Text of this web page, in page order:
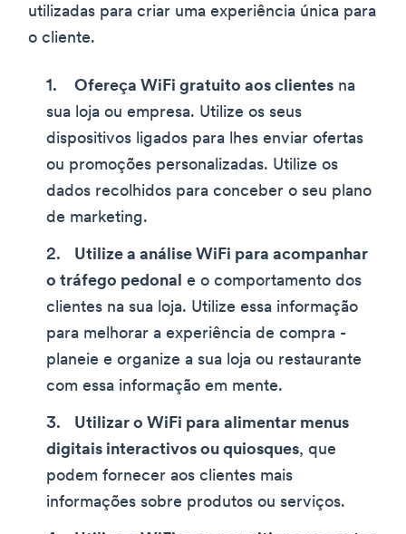
utilizadas para criar uma experiência única para
o cliente.
Ofereça WiFi gratuito aos clientes na
sua loja ou empresa. Utilize os seus
dispositivos ligados para lhes enviar ofertas
ou promoções personalizadas. Utilize os
dados recolhidos para conceber o seu plano
de marketing.
Utilize a análise WiFi para acompanhar
o tráfego pedonal e o comportamento dos
clientes na sua loja. Utilize essa informação
para melhorar a experiência de compra -
planeie e organize a sua loja ou restaurante
com essa informação em mente.
Utilizar o WiFi para alimentar menus
digitais interactivos ou quiosques, que
podem fornecer aos clientes mais
informações sobre produtos ou serviços.